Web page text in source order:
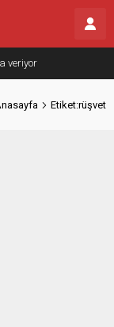
veriyor
Etiket:rüşvet